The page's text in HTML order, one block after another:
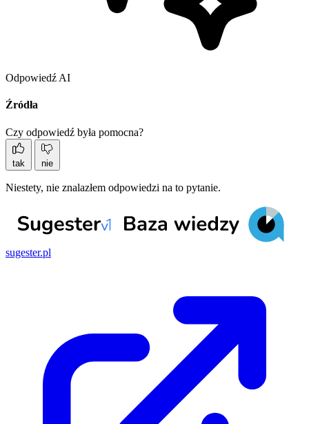
Odpowiedź AI
Źródła
Czy odpowiedź była pomocna?
tak nie
Niestety, nie znalazłem odpowiedzi na to pytanie.
sugester.pl